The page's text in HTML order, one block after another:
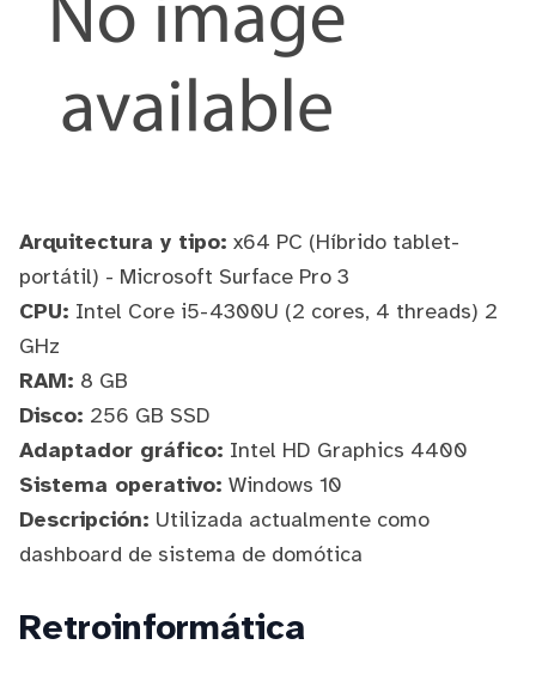
Arquitectura y tipo: x64 PC (Híbrido tablet-
portátil) - Microsoft Surface Pro 3
CPU: Intel Core i5-4300U (2 cores, 4 threads) 2
GHz
RAM: 8 GB
Disco: 256 GB SSD
Adaptador gráfico: Intel HD Graphics 4400
Sistema operativo: Windows 10
Descripción: Utilizada actualmente como
dashboard de sistema de domótica
Retroinformática